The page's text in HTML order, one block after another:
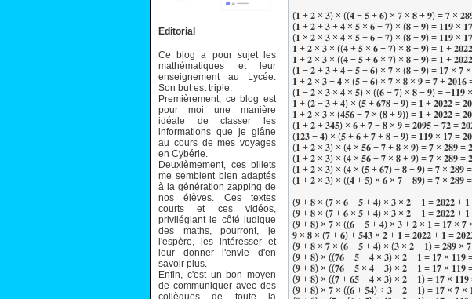
Editorial
Ce blog a pour sujet les
mathématiques et leur
enseignement au Lycée.
Son but est triple.
Premièrement, ce blog est
pour moi une manière
idéale de classer les
informations que je glâne
au cours de mes voyages
en Cybérie.
Deuxièmement, ces billets
me semblent bien adaptés
à la génération zapping de
nos élèves. Ces textes
courts et ces vidéos,
privilégiant le côté ludique
des maths, pourront, je
l'espère, les intéresser et
leur donner l'envie d'en
savoir plus.
Enfin, c'est un bon moyen
de communiquer avec des
collègues de toute la
(𝟏 + 𝟐 × 𝟑) × ((𝟒 − 𝟓 + 𝟔) × 𝟕 × 𝟖 + 𝟗) = 𝟕 ×
(𝟏 + 𝟐 + 𝟑 + 𝟒 × 𝟓 × 𝟔 − 𝟕) × (𝟖 + 𝟗) = 𝟏𝟏𝟗 ×
(𝟏 × 𝟐 × 𝟑 × 𝟒 × 𝟓 + 𝟔 − 𝟕) × (𝟖 + 𝟗) = 𝟏𝟏𝟗 ×
𝟏 + 𝟐 × 𝟑 × ((𝟒 + 𝟓 × 𝟔 + 𝟕) × 𝟖 + 𝟗) = 𝟏 +
𝟏 + 𝟐 × 𝟑 × ((𝟒 − 𝟓 + 𝟔 × 𝟕) × 𝟖 + 𝟗) = 𝟏 +
(𝟏 − 𝟐 + 𝟑 + 𝟒 + 𝟓 + 𝟔) × 𝟕 × (𝟖 + 𝟗) = 𝟏𝟕 × 𝟕
𝟏 + 𝟐 × 𝟑 − 𝟒 × (𝟓 − 𝟔) × 𝟕 × 𝟖 × 𝟗 = 𝟕 + 𝟐𝟎𝟏𝟔
(𝟏 − 𝟐 × 𝟑 × 𝟒 × 𝟓) × ((𝟔 − 𝟕) × 𝟖 − 𝟗) = −𝟏𝟏𝟗
𝟏 + (𝟐 − 𝟑 + 𝟒) × (𝟓 + 𝟔𝟕𝟖 − 𝟗) = 𝟏 + 𝟐𝟎𝟐𝟐 =
𝟏 + 𝟐 × 𝟑 × (𝟒𝟓𝟔 − 𝟕 × (𝟖 + 𝟗)) = 𝟏 + 𝟐𝟎𝟐𝟐 =
(𝟏 + 𝟐 + 𝟑𝟒𝟓) × 𝟔 + 𝟕 − 𝟖 × 𝟗 = 𝟐𝟎𝟗𝟓 − 𝟕𝟐 =
(𝟏𝟐𝟑 − 𝟒) × (𝟓 + 𝟔 + 𝟕 + 𝟖 − 𝟗) = 𝟏𝟏𝟗 × 𝟏𝟕 =
(𝟏 + 𝟐 × 𝟑) × (𝟒 × 𝟓𝟔 − 𝟕 + 𝟖 × 𝟗) = 𝟕 × 𝟐𝟖𝟗 =
(𝟏 + 𝟐 × 𝟑) × (𝟒 × 𝟓𝟔 + 𝟕 × 𝟖 + 𝟗) = 𝟕 × 𝟐𝟖𝟗 =
(𝟏 + 𝟐 × 𝟑) × (𝟒 × (𝟓 + 𝟔𝟕) − 𝟖 + 𝟗) = 𝟕 × 𝟐𝟖𝟗
(𝟏 + 𝟐 × 𝟑) × ((𝟒 + 𝟓) × 𝟔 × 𝟕 − 𝟖𝟗) = 𝟕 × 𝟐𝟖𝟗
(𝟗 + 𝟖 × (𝟕 × 𝟔 − 𝟓 + 𝟒) × 𝟑 × 𝟐 + 𝟏 = 𝟐𝟎𝟐𝟐 + 𝟏
(𝟗 + 𝟖 × (𝟕 + 𝟔 × 𝟓 + 𝟒) × 𝟑 × 𝟐 + 𝟏 = 𝟐𝟎𝟐𝟐 + 𝟏
(𝟗 + 𝟖) × 𝟕 × ((𝟔 − 𝟓 + 𝟒) × 𝟑 + 𝟐 × 𝟏 = 𝟏𝟕 × 𝟕
𝟗 × 𝟖 × (𝟕 + 𝟔) + 𝟓𝟒𝟑 × 𝟐 + 𝟏 = 𝟐𝟎𝟐𝟐 + 𝟏 =
(𝟗 + 𝟖 × 𝟕 × (𝟔 − 𝟓 + 𝟒) × (𝟑 × 𝟐 + 𝟏) = 𝟐𝟖𝟗 ×
(𝟗 + 𝟖) × ((𝟕𝟔 − 𝟓 − 𝟒 × 𝟑) × 𝟐 + 𝟏 = 𝟏𝟕 × 𝟏𝟏𝟗
(𝟗 + 𝟖) × ((𝟕𝟔 − 𝟓 × 𝟒 + 𝟑) × 𝟐 + 𝟏 = 𝟏𝟕 × 𝟏𝟏𝟗
(𝟗 + 𝟖) × ((𝟕 + 𝟔𝟓 − 𝟒 × 𝟑) × 𝟐 − 𝟏) = 𝟏𝟕 × 𝟏𝟏𝟗
(𝟗 + 𝟖) × 𝟕 × ((𝟔 + 𝟓𝟒) ÷ 𝟑 − 𝟐 − 𝟏) = 𝟏𝟕 × 𝟕 ×